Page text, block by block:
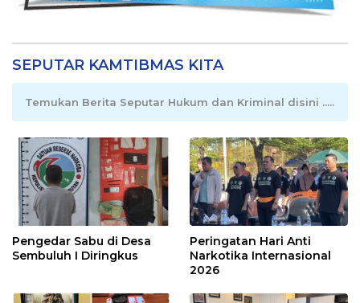
SEPUTAR KAMTIBMAS KITA
Temukan Berita Seputar Hukum dan Kriminal disini .....
Pengedar Sabu di Desa
Sembuluh I Diringkus
Peringatan Hari Anti
Narkotika Internasional
2026